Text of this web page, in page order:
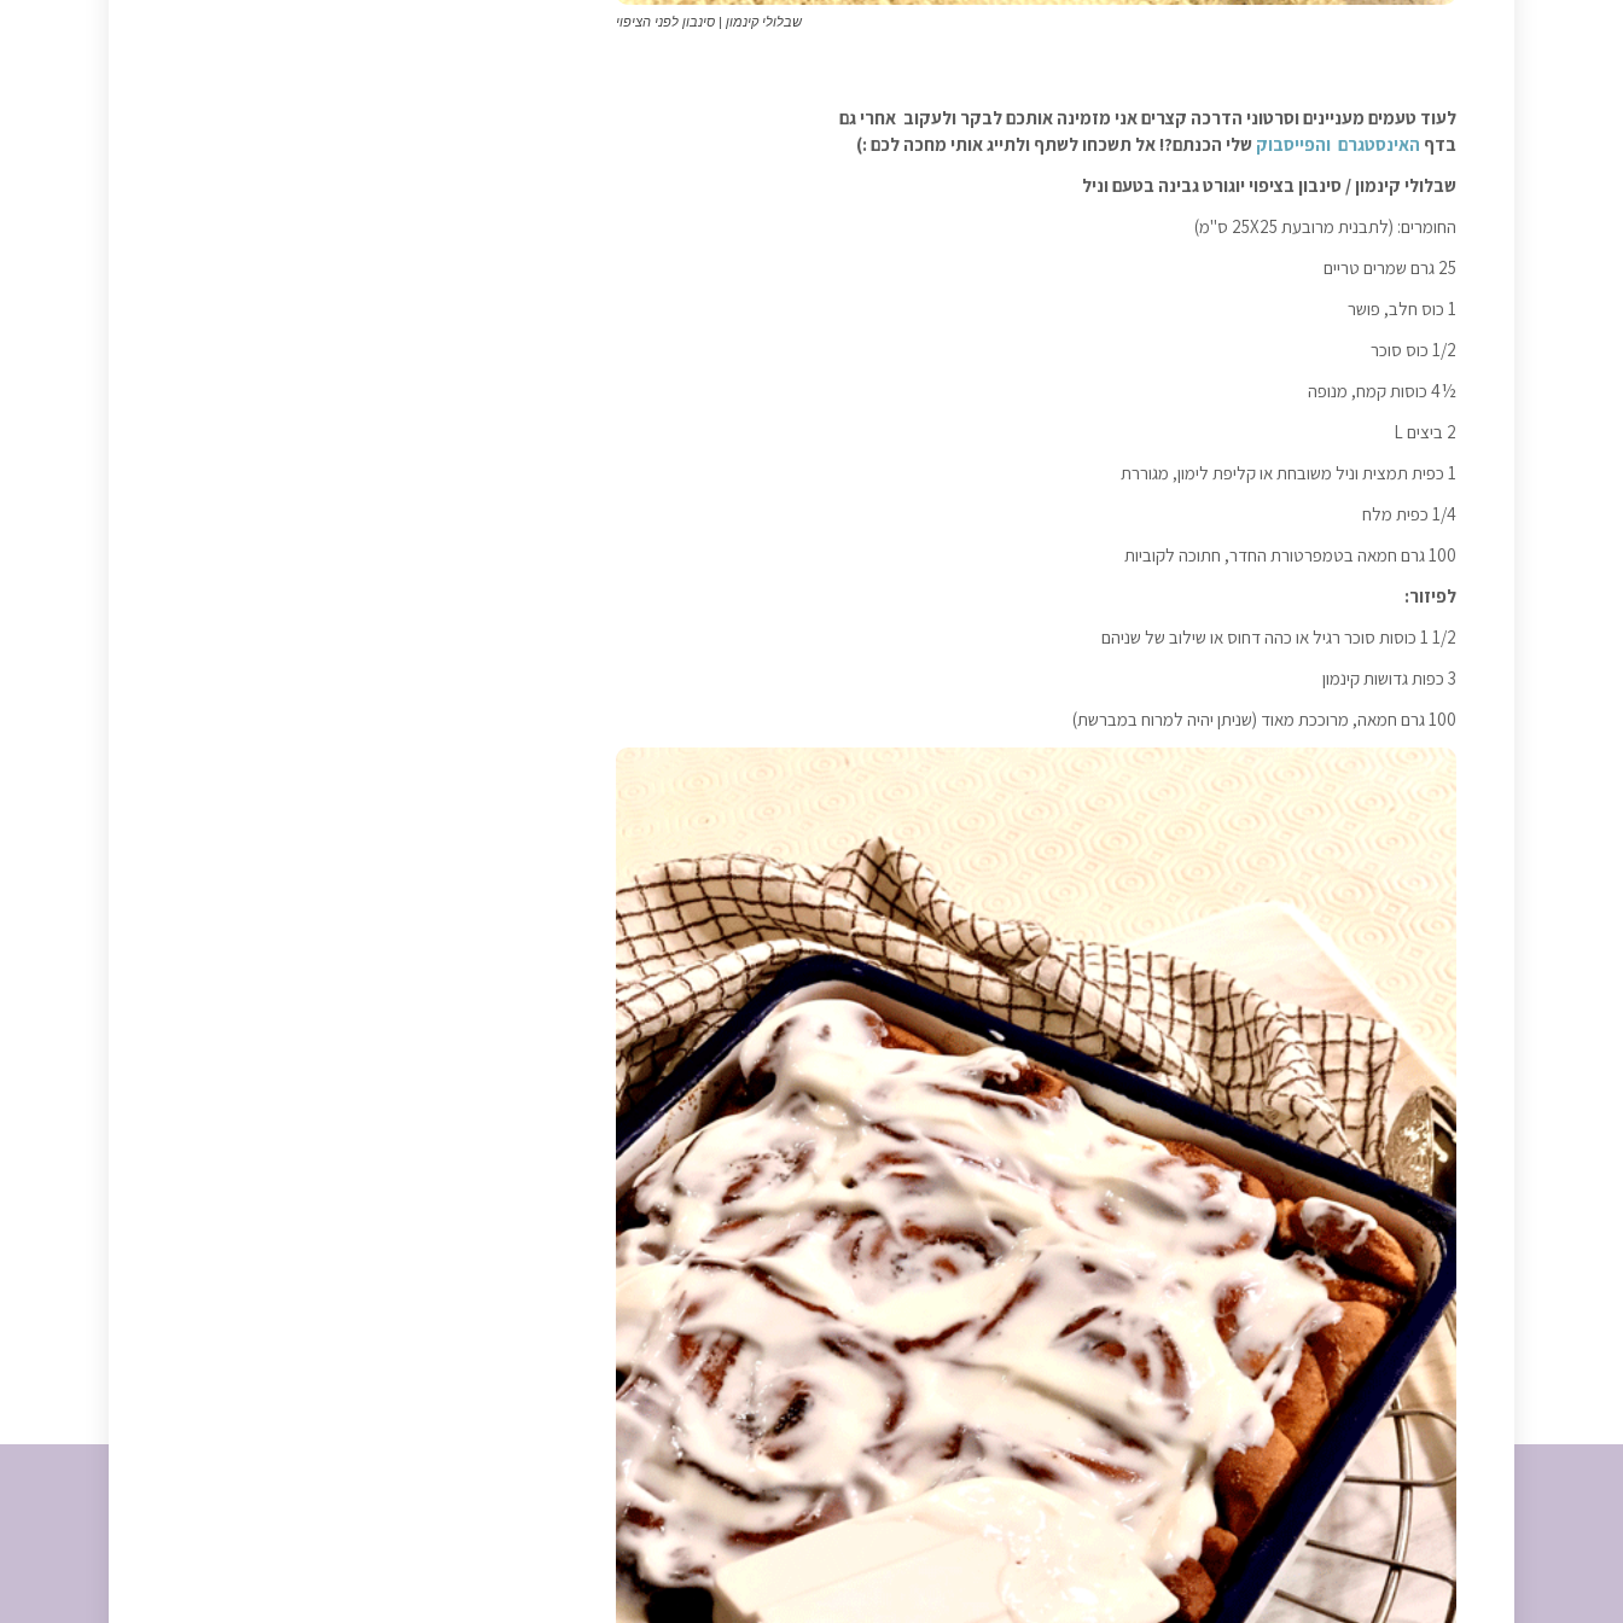
שבלולי קינמון | סינבון לפני הציפוי
לעוד טעמים מעניינים וסרטוני הדרכה קצרים אני מזמינה אותכם לבקר ולעקוב אחרי גם
בדף האינסטגרם והפייסבוק שלי הכנתם?! אל תשכחו לשתף ולתייג אותי מחכה לכם :)
שבלולי קינמון / סינבון בציפוי יוגורט גבינה בטעם וניל
החומרים: (לתבנית מרובעת 25X25 ס"מ)
25 גרם שמרים טריים
1 כוס חלב, פושר
1/2 כוס סוכר
½4 כוסות קמח, מנופה
2 ביצים L
1 כפית תמצית וניל משובחת או קליפת לימון, מגוררת
1/4 כפית מלח
100 גרם חמאה בטמפרטורת החדר, חתוכה לקוביות
לפיזור:
1/2 1 כוסות סוכר רגיל או כהה דחוס או שילוב של שניהם
3 כפות גדושות קינמון
100 גרם חמאה, מרוככת מאוד (שניתן יהיה למרוח במברשת)